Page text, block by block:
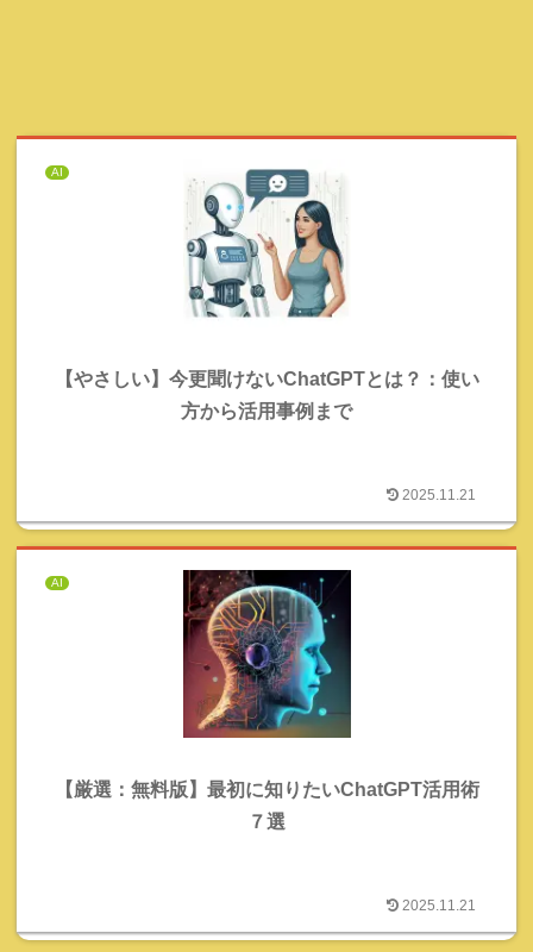
AI
【やさしい】今更聞けないChatGPTとは？：使い
方から活用事例まで
2025.11.21
AI
【厳選：無料版】最初に知りたいChatGPT活用術
７選
2025.11.21